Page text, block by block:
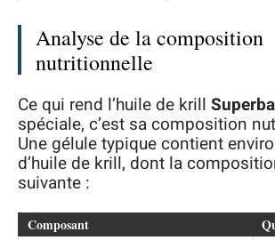
Analyse de la composition
nutritionnelle
Ce qui rend l’huile de krill
spéciale, c’est sa composition
Une gélule typique contient
d’huile de krill, dont la
suivante :
Composant